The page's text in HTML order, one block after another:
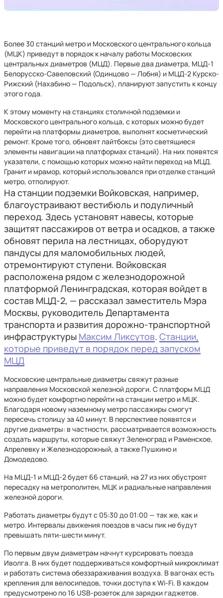
Более 30 станций метро и Московского центрального кольца
(МЦК) приведут в порядок к началу работы Московских
центральных диаметров (МЦД). Первые два диаметра, МЦД-1
Белорусско-Савеловский (Одинцово — Лобня) и МЦД-2 Курско-
Рижский (Нахабино — Подольск), планируют запустить к концу
этого года.
К этому моменту на станциях столичной подземки и
Московского центрального кольца, с которых можно будет
перейти на платформы диаметров, выполнят косметический
ремонт. Кроме того, обновят лайтбоксы (это светящиеся
элементы навигации на платформах станций). На них появятся
указатели, с помощью которых можно найти переход на МЦД.
Гранит и мрамор, который использовался при отделке станций
метро, отполируют.
На станции подземки Войковская, например,
благоустраивают вестибюль и подуличный
переход. Здесь установят навесы, которые
защитят пассажиров от ветра и осадков, а также
обновят перила на лестницах, оборудуют
пандусы для маломобильных людей,
отремонтируют ступени. Войковская
расположена рядом с железнодорожной
платформой Ленинградская, которая войдет в
состав МЦД-2, — рассказал заместитель Мэра
Москвы, руководитель Департамента
транспорта и развития дорожно-транспортной
инфраструктуры Максим Ликсутов. Станции,
которые приведут в порядок перед запуском
МЦД
Московские центральные диаметры свяжут разные
направления Московской железной дороги. С платформ МЦД
можно будет комфортно перейти на станции метро и МЦК.
Благодаря новому наземному метро пассажиры смогут
пересечь столицу за 40 минут. В перспективе появятся и
другие диаметры: в частности, рассматривается возможность
создать маршруты, которые свяжут Зеленоград и Раменское,
Апрелевку и Железнодорожный, а также Пушкино и
Домодедово.
На МЦД-1 и МЦД-2 будет 66 станций, на 27 из них обустроят
пересадку на метрополитен, МЦК и радиальные направления
железной дороги.
Работать диаметры будут с 05:30 до 01:00 — так же, как и
метро. Интервалы движения поездов в часы пик не будут
превышать пяти-шести минут.
По первым двум диаметрам начнут курсировать поезда
Иволга. В них будет поддерживаться комфортный микроклимат
и работать система обеззараживания воздуха. В вагонах есть
крепления для велосипедов, точки доступа к Wi-Fi. В каждом
предусмотрено по 16 USB-розеток для зарядки гаджетов.